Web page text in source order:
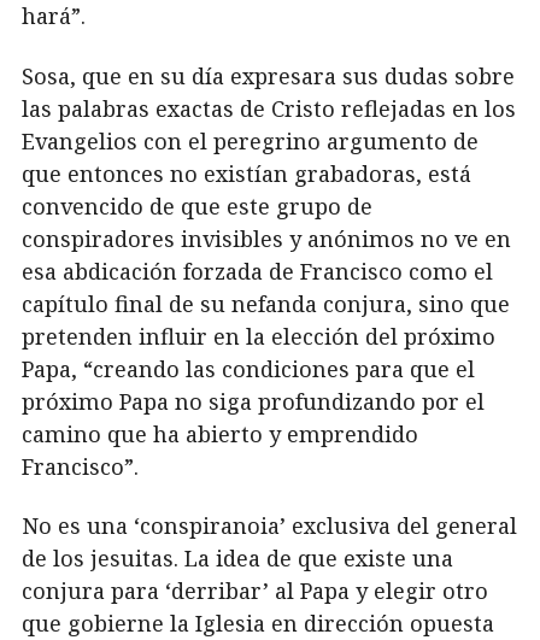
hará”.
Sosa, que en su día expresara sus dudas sobre
las palabras exactas de Cristo reflejadas en los
Evangelios con el peregrino argumento de
que entonces no existían grabadoras, está
convencido de que este grupo de
conspiradores invisibles y anónimos no ve en
esa abdicación forzada de Francisco como el
capítulo final de su nefanda conjura, sino que
pretenden influir en la elección del próximo
Papa, “creando las condiciones para que el
próximo Papa no siga profundizando por el
camino que ha abierto y emprendido
Francisco”.
No es una ‘conspiranoia’ exclusiva del general
de los jesuitas. La idea de que existe una
conjura para ‘derribar’ al Papa y elegir otro
que gobierne la Iglesia en dirección opuesta